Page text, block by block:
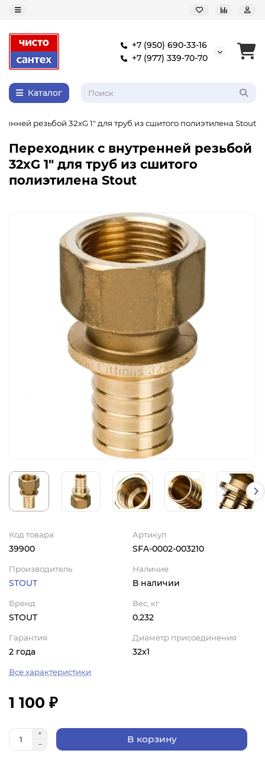
+7 (950) 690-33-16
+7 (977) 339-70-70
Каталог
резьбой 32xG 1" для труб из сшитого полиэтилена Stout
Переходник с внутренней резьбой
32xG 1" для труб из сшитого
полиэтилена Stout
Код товара
39900
Артикул
SFA-0002-003210
Производитель
STOUT
Наличие
В наличии
Бренд
STOUT
Вес, кг
0.232
Гарантия
2 года
Диаметр присоединения
32x1
Все характеристики
1 100 ₽
В корзину